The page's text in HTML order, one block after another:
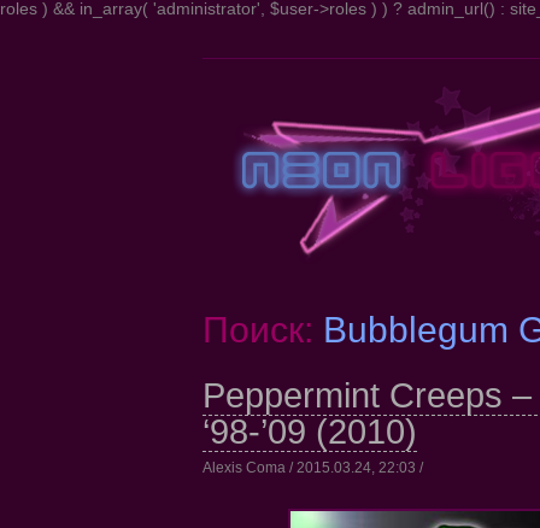
roles ) && in_array( 'administrator', $user->roles ) ) ? admin_url() :
Поиск: Bubblegum
Peppermint Creeps
‘98-’09 (2010)
Alexis Coma / 2015.03.24, 22:03 /